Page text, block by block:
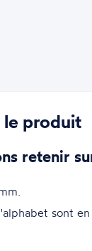
le produit
retenir
sont en